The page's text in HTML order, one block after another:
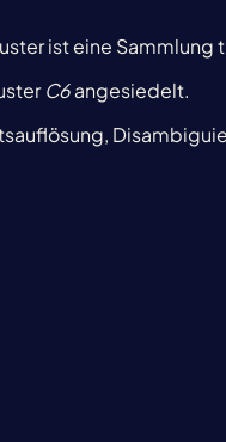
ist eine
C6angesiedelt.